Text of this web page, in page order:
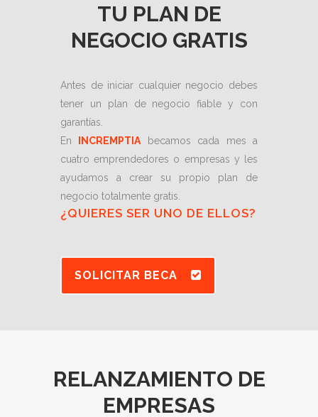
TU PLAN DE
NEGOCIO GRATIS
Antes de iniciar cualquier negocio debes
tener un plan de negocio fiable y con
garantías.
En
INCREMPTIA becamos cada mes a
cuatro emprendedores o empresas y les
ayudamos a crear su propio plan de
negocio totalmente gratis.
¿QUIERES SER UNO DE ELLOS?
SOLICITAR BECA
RELANZAMIENTO DE
EMPRESAS